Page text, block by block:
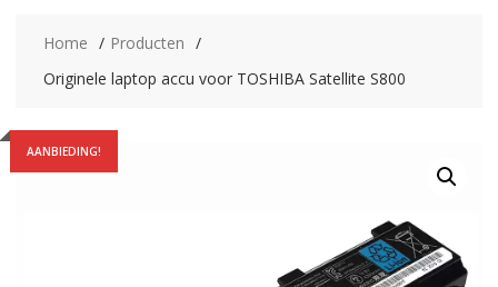
Home
Producten
Originele laptop accu voor TOSHIBA Satellite S800
AANBIEDING!